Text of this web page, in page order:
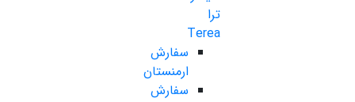
ترا
Terea
سفارش
ارمنستان
سفارش